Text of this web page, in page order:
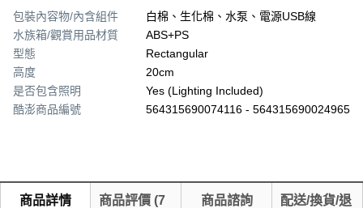
包裝內容物/內含組件
白棉、生化棉、水泵、電源USB線
水族箱/觀賞用品材質
ABS+PS
型態
Rectangular
高度
20cm
是否包含照明
Yes (Lighting Included)
酷澎商品編號
564315690074116 - 564315690024965
商品詳情 商品評價 (7
商品諮詢
配送/換貨/退